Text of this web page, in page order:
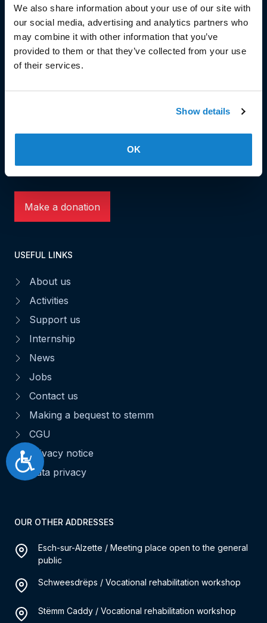
We also share information about your use of our site with
our social media, advertising and analytics partners who
may combine it with other information that you’ve
provided to them or that they’ve collected from your use
of their services.
Show details
OK
Accessibilité
Make a donation
USEFUL LINKS
About us
Activities
Support us
Internship
News
Jobs
Contact us
Making a bequest to stemm
CGU
Privacy notice
Data privacy
OUR OTHER ADDRESSES
Esch-sur-Alzette / Meeting place open to the general
public
Schweesdrëps / Vocational rehabilitation workshop
Stëmm Caddy / Vocational rehabilitation workshop